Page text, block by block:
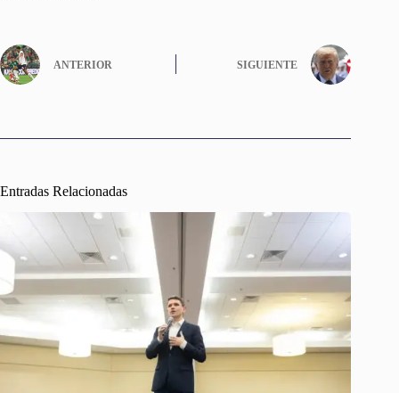
ANTERIOR SIGUIENTE
Entradas Relacionadas